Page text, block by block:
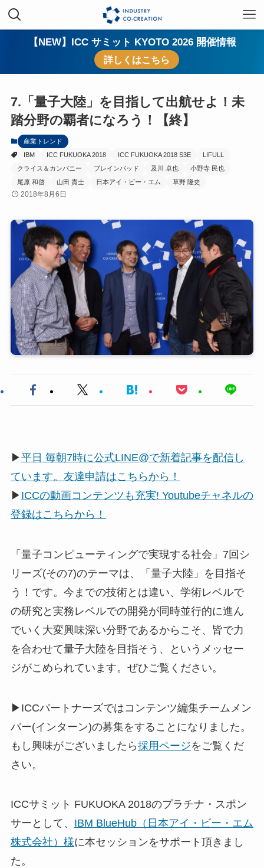
【NEW】ICC サミット KYOTO 2026 開催情報
詳しくはこちら
7.「量子大陸」を目指して出航せよ！未
踏分野の覇者になろう！【終】
産業トレンド
IBM
ICC FUKUOKA 2018 ICC FUKUOKA 2018 S3E
LIFULL
クライス＆カンパニー
ブレインパッド 及川 卓也
小野寺 民也
尾原 和啓
山田 貴士 日本アイ・ビー・エム 草野 隆史
2018年8月6日
▶平日 毎朝7時に公式LINE@で新着記事を配信し
ています。友達申請はこちらから！
▶ ICCの動画コンテンツも充実! Youtubeチャネルの
登録はこちらから！
「量子コンピューティングで実現する社会」7回シ
リーズ(その7)のテーマは、「量子大陸」を目指そ
う！です。今までの技術とは違い、学術レベルで
の研究と実務レベルでの開発が同時並行的に進ん
でいく大変興味深い分野であるからこそ、皆で力
を合わせて量子大陸を目指そう、というメッセー
ジがこめられています。ぜひご覧ください。
▶ICCパートナーズではコンテンツ編集チームメン
バー(インターン)の募集をすることになりました。
もし興味がございましたら採用ページをご覧くだ
さい。
ICCサミット FUKUOKA 2018のプラチナ・スポン
サーとして、 IBM BlueHub（日本アイ・ビー・エム
株式会社）様に本セッションをサポート頂きまし
た。